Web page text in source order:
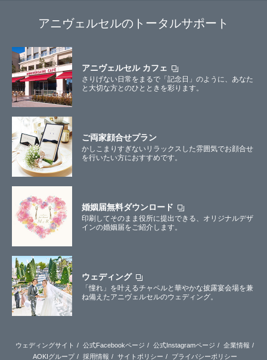
アニヴェルセルのトータルサポート
アニヴェルセル カフェ
さりげない日常をまるで「記念日」のように、あなた
と大切な方とのひとときを彩ります。
ご両家顔合せプラン
かしこまりすぎないリラックスした雰囲気でお顔合せ
を行いたい方におすすめです。
婚姻届無料ダウンロード
印刷してそのまま役所に提出できる、オリジナルデザ
インの婚姻届をご紹介します。
ウェディング
「憧れ」を叶えるチャペルと華やかな披露宴会場を兼
ね備えたアニヴェルセルのウェディング。
ウェディングサイト 公式Facebookページ 公式Instagramページ
企業情報
AOKIグループ
採用情報 サイトポリシー プライバシーポリシー